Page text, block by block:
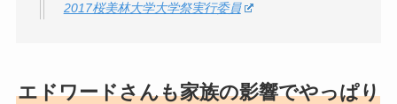
2017桜美林大学大学祭実行委員
エドワードさんも家族の影響でやっぱり